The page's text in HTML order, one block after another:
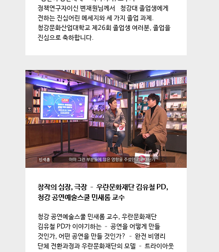
정책연구자이신 변재원님께서 청강대 졸업생에게
전하는 진심어린 메세지와 세 가지 졸업 과제.
청강문화산업대학교 제26회 졸업생 여러분, 졸업을
진심으로 축하합니다.
창작의 심장, 극장 – 우란문화재단 김유철 PD,
청강 공연예술스쿨 민새롬 교수
청강 공연예술스쿨 민새롬 교수, 우란문화재단
김유철 PD가 이야기하는 – 공연을 어떻게 만들
것인가, 어떤 공연을 만들 것인가? – 완전 비영리
단체 전환과정과 우란문화재단의 모델 – 트라이아웃